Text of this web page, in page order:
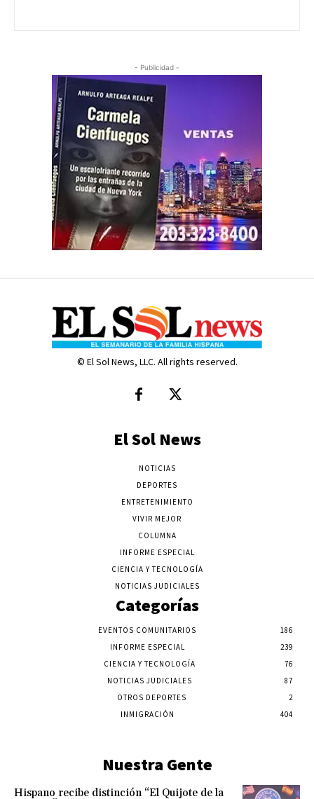
- Publicidad -
© El Sol News, LLC. All rights reserved.
El Sol News
NOTICIAS
DEPORTES
ENTRETENIMIENTO
VIVIR MEJOR
COLUMNA
INFORME ESPECIAL
CIENCIA Y TECNOLOGÍA
NOTICIAS JUDICIALES
Categorías
EVENTOS COMUNITARIOS
186
INFORME ESPECIAL
239
CIENCIA Y TECNOLOGÍA
76
NOTICIAS JUDICIALES
87
OTROS DEPORTES
2
INMIGRACIÓN
404
Nuestra Gente
Hispano recibe distinción “El Quijote de la